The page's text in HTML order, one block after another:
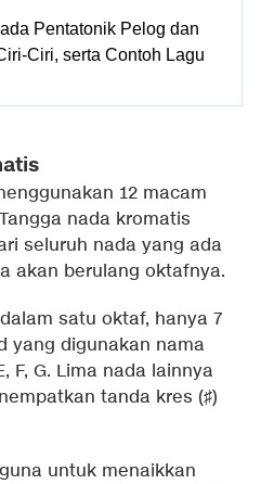
Pentatonik Pelog dan
Ciri, serta Contoh Lagu
12 macam
nada kromatis
seluruh nada yang ada
akan berulang oktafnya.
satu oktaf, hanya 7
yang digunakan nama
F, G. Lima nada lainnya
tanda kres (♯)
untuk menaikkan